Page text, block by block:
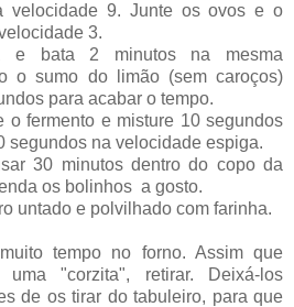
velocidade 9. Junte os ovos e o
3.
e bata 2 minutos na mesma
o sumo do limão (sem caroços)
para acabar o tempo.
o fermento e misture 10 segundos
segundos na velocidade espiga.
30 minutos dentro do copo da
os bolinhos a gosto.
untado e polvilhado com farinha.
tempo no forno. Assim que
"corzita", retirar. Deixá-los
de os tirar do tabuleiro, para que